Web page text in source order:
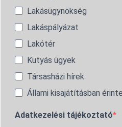
Lakásügynökség
Lakáspályázat
Lakótér
Kutyás ügyek
Társasházi hírek
Állami kisajátításban
Adatkezelési tájékoztató